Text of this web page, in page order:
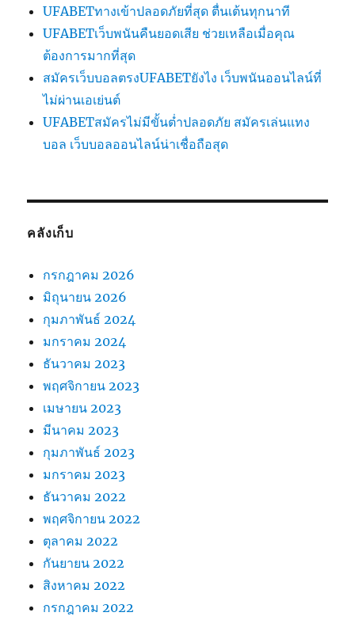
UFABETทางเข้าปลอดภัยที่สุด ตื่นเต้นทุกนาที
UFABETเว็บพนันคืนยอดเสีย ช่วยเหลือเมื่อคุณ
ต้องการมากที่สุด
สมัครเว็บบอลตรงUFABETยังไง เว็บพนันออนไลน์ที่
ไม่ผ่านเอเย่นต์
UFABETสมัครไม่มีขั้นต่ำปลอดภัย สมัครเล่นแทง
บอล เว็บบอลออนไลน์น่าเชื่อถือสุด
คลังเก็บ
กรกฎาคม 2026
มิถุนายน 2026
กุมภาพันธ์ 2024
มกราคม 2024
ธันวาคม 2023
พฤศจิกายน 2023
เมษายน 2023
มีนาคม 2023
กุมภาพันธ์ 2023
มกราคม 2023
ธันวาคม 2022
พฤศจิกายน 2022
ตุลาคม 2022
กันยายน 2022
สิงหาคม 2022
กรกฎาคม 2022